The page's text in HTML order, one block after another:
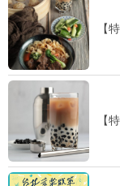
【
【